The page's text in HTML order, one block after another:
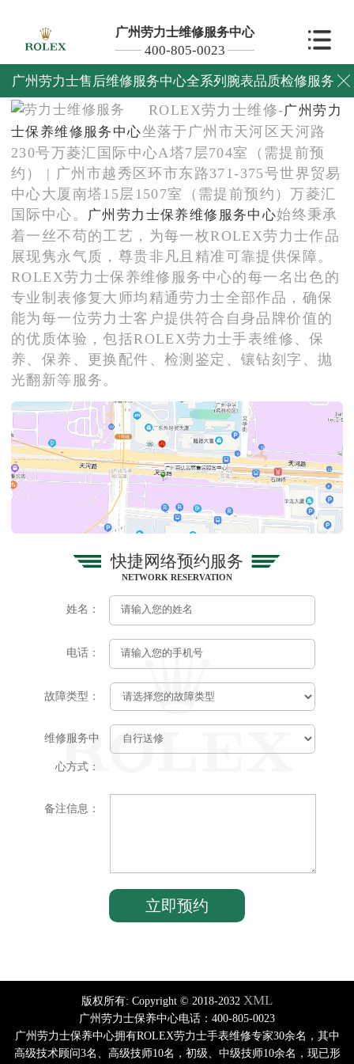
广州劳力士维修服务中心
400-805-0023
广州劳力士售后维修服务中心全系列腕表品质检修服务 
中心介绍
ROLEX劳力士维修-广州劳力
士保养维修服务中心坐落于广州市天河区天河路
230号万菱汇国际中心A塔7层704室（需提前预
约） | 广州市越秀区环市东路371-375号世界贸易
中心大厦南塔15层1507室（需提前预约）万菱汇
国际中心。 广州劳力士保养维修服务中心始终秉承
着一丝不苟的工艺，为每一枚ROLEX劳力士作品
展现隽永气质，尊贵非凡且精准可靠提供保障。
ROLEX劳力士保养维修服务中心的每一名出色的
专业制表修复大师均精通劳力士全部作品，确保
能为每一位劳力士客户提供符合自身品牌价值的
的优质体验，包括ROLEX劳力士手表维修、保
养、保养、更换配件、检测鉴定、镶钻刻字、抛
光翻新等服务。
快捷网络预约服务
NETWORK RESERVATION
姓名：
电话：
故障类型：
维修服务中
心方式：
备注信息：
版权所有: Copyright © 2018-2032 XML
广州劳力士保养中心电话：400-805-0023
广州劳力士保养中心拥有ROLEX劳力士手表维修专家30余名，其中
高级技术顾问3名、高级技师10名，初级、中级技师10余名，现已形